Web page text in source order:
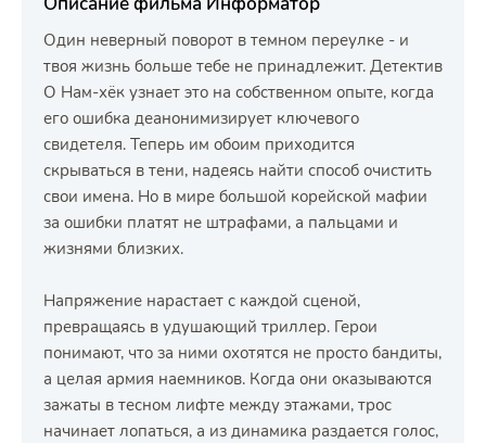
Один неверный поворот в темном переулке - и
твоя жизнь больше тебе не принадлежит. Детектив
О Нам-хёк узнает это на собственном опыте, когда
его ошибка деанонимизирует ключевого
свидетеля. Теперь им обоим приходится
скрываться в тени, надеясь найти способ очистить
свои имена. Но в мире большой корейской мафии
за ошибки платят не штрафами, а пальцами и
жизнями близких.
Напряжение нарастает с каждой сценой,
превращаясь в удушающий триллер. Герои
понимают, что за ними охотятся не просто бандиты,
а целая армия наемников. Когда они оказываются
зажаты в тесном лифте между этажами, трос
начинает лопаться, а из динамика раздается голос,